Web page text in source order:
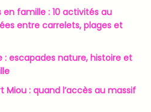
en famille : 10 activités au
entre carrelets, plages et
: escapades nature, histoire et
Miou : quand l’accès au massif